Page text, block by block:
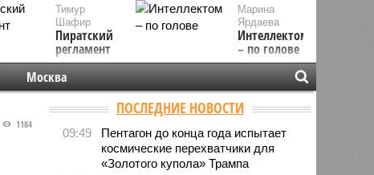
Марина
Ярдаева
Интеллектом
– по голове
Тимур
Шафир
Пиратский
регламент
Москва
1184
ПОСЛЕДНИЕ НОВОСТИ
09:49
Пентагон до конца года испытает
космические перехватчики для
«Золотого купола» Трампа